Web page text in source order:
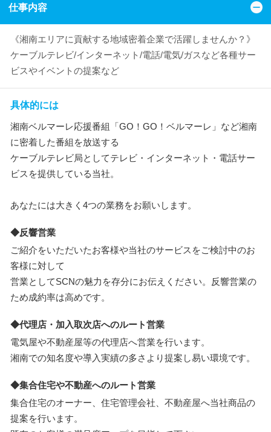
仕事内容
《湘南エリアに貢献する地域密着企業で活躍しませんか？》
ケーブルテレビ/インターネット/電話/電気/ガスなど各種サー
ビスやイベントの提案など
具体的には
湘南ベルマーレ応援番組「GO！GO！ベルマーレ」など湘南
に密着した番組を放送する
ケーブルテレビ局としてテレビ・インターネット・電話サー
ビスを提供している当社。
あなたには大きく4つの業務をお願いします。
◆反響営業
ご紹介をいただいたお客様や当社のサービスをご検討中のお
客様に対して
営業としてSCNの魅力を存分にお伝えください。反響営業の
ため成約率は高めです。
◆代理店・加入取次店へのルート営業
電気屋や不動産屋等の代理店へ営業を行います。
湘南での知名度や導入実績の多さより提案し易い環境です。
◆集合住宅や不動産へのルート営業
集合住宅のオーナー、住宅管理会社、不動産屋へ当社商品の
提案を行います。